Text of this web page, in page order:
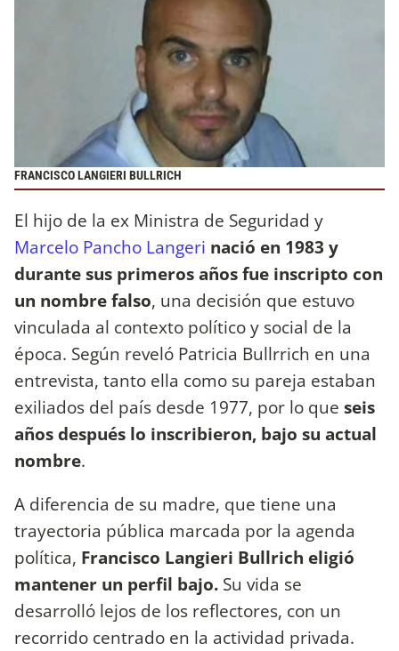
FRANCISCO LANGIERI BULLRICH
El hijo de la ex Ministra de Seguridad y
Marcelo Pancho Langeri nació en 1983 y
durante sus primeros años fue inscripto con
un nombre falso, una decisión que estuvo
vinculada al contexto político y social de la
época. Según reveló Patricia Bullrrich en una
entrevista, tanto ella como su pareja estaban
exiliados del país desde 1977, por lo que seis
años después lo inscribieron, bajo su actual
nombre.
A diferencia de su madre, que tiene una
trayectoria pública marcada por la agenda
política, Francisco Langieri Bullrich eligió
mantener un perfil bajo. Su vida se
desarrolló lejos de los reflectores, con un
recorrido centrado en la actividad privada.